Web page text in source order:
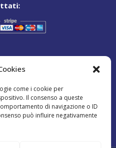
come i cookie per
Il consenso a queste
di navigazione o ID
può influire negativamente